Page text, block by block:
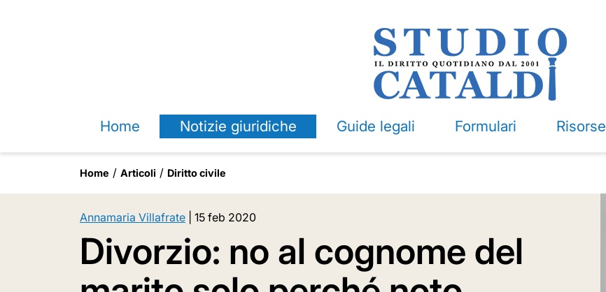
Home Notizie giuridiche Guide legali Formulari Risorse
Home Articoli Diritto civile
Annamaria Villafrate 15 feb 2020
Divorzio: no al cognome del